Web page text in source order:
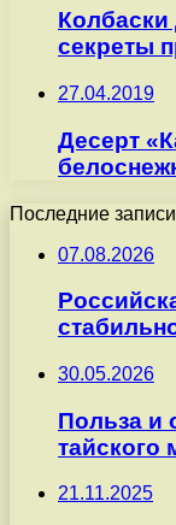
секреты
27.04.2019
Десерт
Последние записи
07.08.2026
30.05.2026
Польза и
тайского
21.11.2025